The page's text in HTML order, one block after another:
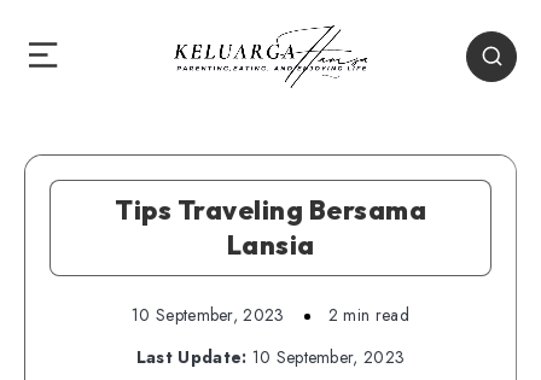
Tips Traveling Bersama
Lansia
10 September, 2023
2 min read
Last Update: 10 September, 2023